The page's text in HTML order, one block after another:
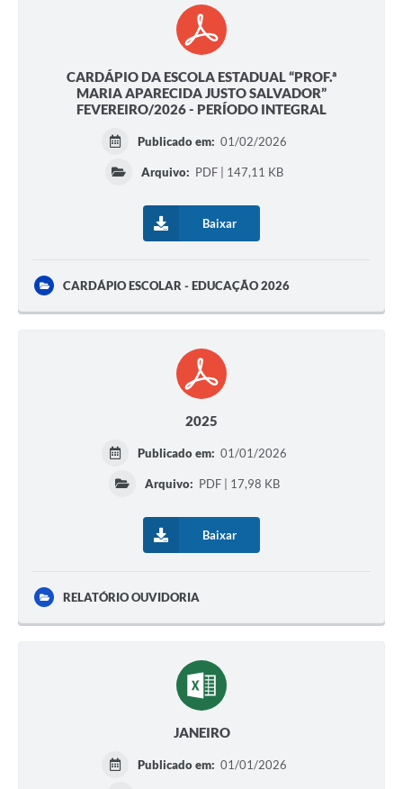
CARDÁPIO DA ESCOLA ESTADUAL “PROF.ª
MARIA APARECIDA JUSTO SALVADOR”
FEVEREIRO/2026 - PERÍODO INTEGRAL
Publicado em: 01/02/2026
Arquivo: PDF | 147,11 KB
Baixar
CARDÁPIO ESCOLAR - EDUCAÇÃO 2026
2025
Publicado em: 01/01/2026
Arquivo: PDF | 17,98 KB
Baixar
RELATÓRIO OUVIDORIA
JANEIRO
Publicado em: 01/01/2026